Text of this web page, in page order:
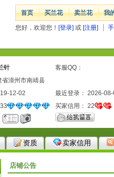
首页 买兰花 卖兰花 我
您好，欢迎您！ [登录] 或 [注册]
针
客服QQ：
省漳州市南靖县
12-02
最近登录： 2026-
买家信用： 22
资质 卖家信用
店铺公告